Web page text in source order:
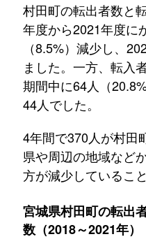
村田町の転出者数と
年度から2021年度に
（8.5%）減少し、
ました。一方、転入
期間中に64人（
44人でした。
4年間で370人が村田
県や周辺の地域など
方が減少しているこ
宮城県村田町の転出
数（2018～2021年）